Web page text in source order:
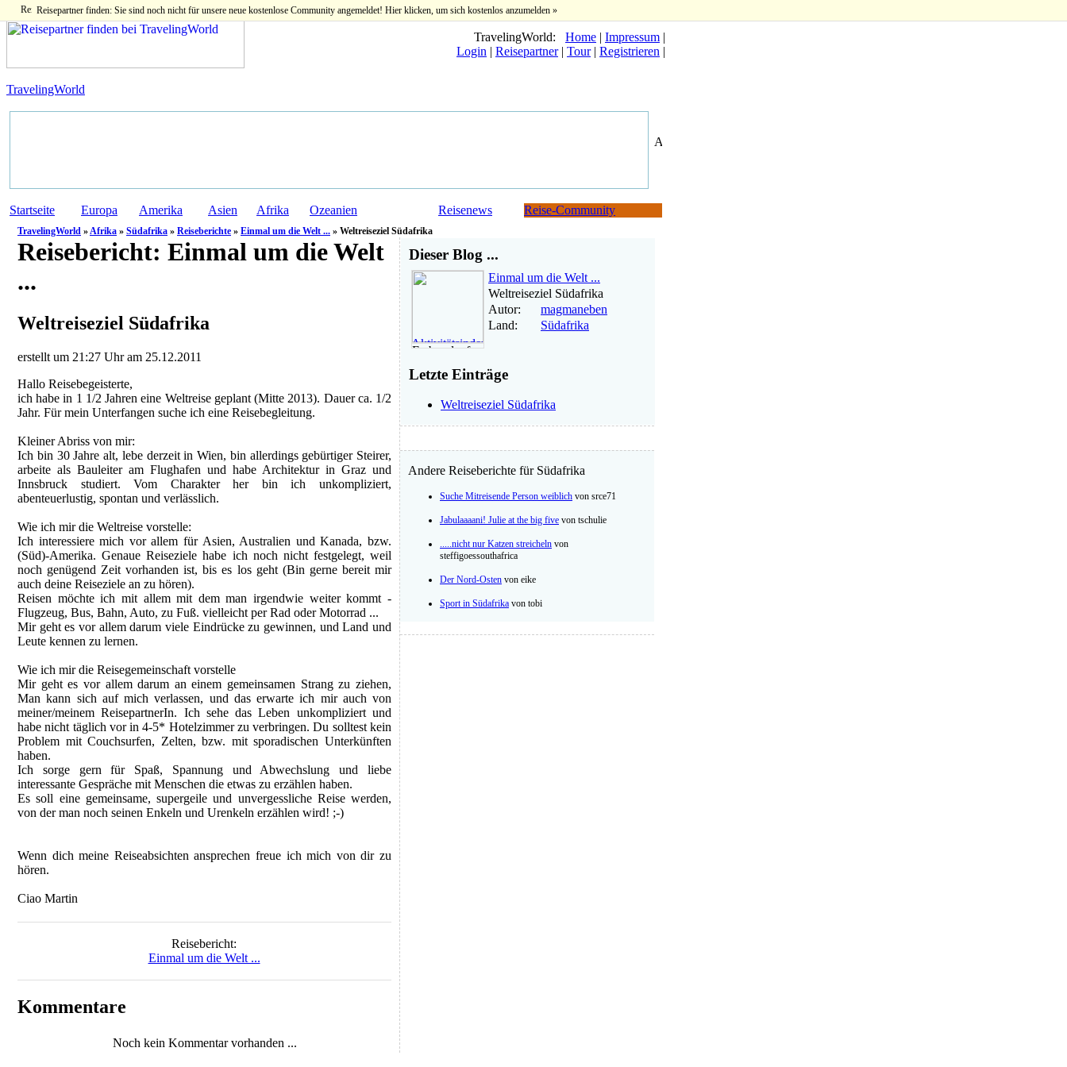
Reisepartner finden: Sie sind noch nicht für unsere neue kostenlose Community angemeldet! Hier klicken, um sich kostenlos anzumelden »
TravelingWorld: Home | Impressum |
Login | Reisepartner| Tour| Registrieren |
TravelingWorld
Startseite Europa Amerika Asien Afrika Ozeanien Reisenews Reise-Community
TravelingWorld »Afrika » Südafrika » Reiseberichte » Einmal um die Welt ... » Weltreiseziel Südafrika
Reisebericht: Einmal um die Welt
...
Weltreiseziel Südafrika
erstellt um 21:27 Uhr am 25.12.2011
Hallo Reisebegeisterte,
ich habe in 1 1/2 Jahren eine Weltreise geplant (Mitte 2013). Dauer ca. 1/2
Jahr. Für mein Unterfangen suche ich eine Reisebegleitung.
Kleiner Abriss von mir:
Ich bin 30 Jahre alt, lebe derzeit in Wien, bin allerdings gebürtiger Steirer,
arbeite als Bauleiter am Flughafen und habe Architektur in Graz und
Innsbruck studiert. Vom Charakter her bin ich unkompliziert,
abenteuerlustig, spontan und verlässlich.
Wie ich mir die Weltreise vorstelle:
Ich interessiere mich vor allem für Asien, Australien und Kanada, bzw.
(Süd)-Amerika. Genaue Reiseziele habe ich noch nicht festgelegt, weil
noch genügend Zeit vorhanden ist, bis es los geht (Bin gerne bereit mir
auch deine Reiseziele an zu hören).
Reisen möchte ich mit allem mit dem man irgendwie weiter kommt -
Flugzeug, Bus, Bahn, Auto, zu Fuß. vielleicht per Rad oder Motorrad ...
Mir geht es vor allem darum viele Eindrücke zu gewinnen, und Land und
Leute kennen zu lernen.
Wie ich mir die Reisegemeinschaft vorstelle
Mir geht es vor allem darum an einem gemeinsamen Strang zu ziehen,
Man kann sich auf mich verlassen, und das erwarte ich mir auch von
meiner/meinem ReisepartnerIn. Ich sehe das Leben unkompliziert und
habe nicht täglich vor in 4-5* Hotelzimmer zu verbringen. Du solltest kein
Problem mit Couchsurfen, Zelten, bzw. mit sporadischen Unterkünften
haben.
Ich sorge gern für Spaß, Spannung und Abwechslung und liebe
interessante Gespräche mit Menschen die etwas zu erzählen haben.
Es soll eine gemeinsame, supergeile und unvergessliche Reise werden,
von der man noch seinen Enkeln und Urenkeln erzählen wird! ;-)
Wenn dich meine Reiseabsichten ansprechen freue ich mich von dir zu
hören.
Ciao Martin
Reisebericht:
Einmal um die Welt ...
Kommentare
Noch kein Kommentar vorhanden ...
Dieser Blog ...
Einmal um die Welt ...
Weltreiseziel Südafrika
Autor:
magmaneben
Land:
Südafrika
Letzte Einträge
Weltreiseziel Südafrika
Andere Reiseberichte für Südafrika
Suche Mitreisende Person weiblich von srce71
Jabulaaaani! Julie at the big five von tschulie
.....nicht nur Katzen streicheln von
steffigoessouthafrica
Der Nord-Osten von eike
Sport in Südafrika von tobi